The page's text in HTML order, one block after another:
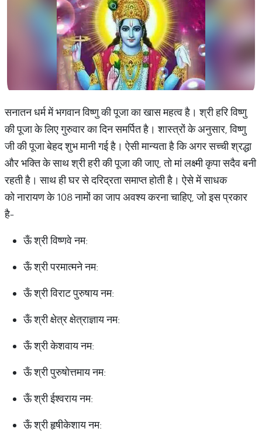
सनातन धर्म में भगवान विष्णु की पूजा का खास महत्व है। श्री हरि विष्णु
की पूजा के लिए गुरुवार का दिन समर्पित है। शास्त्रों के अनुसार, विष्णु
जी की पूजा बेहद शुभ मानी गई है। ऐसी मान्यता है कि अगर सच्ची श्रद्धा
और भक्ति के साथ श्री हरी की पूजा की जाए, तो मां लक्ष्मी कृपा सदैव बनी
रहती है। साथ ही घर से दरिद्रता समाप्त होती है। ऐसे में साधक
को नारायण के 108 नामों का जाप अवश्य करना चाहिए, जो इस प्रकार
है-
ऊँ श्री विष्णवे नम:
ऊँ श्री परमात्मने नम:
ऊँ श्री विराट पुरुषाय नम:
ऊँ श्री क्षेत्र क्षेत्राज्ञाय नम:
ऊँ श्री केशवाय नम:
ऊँ श्री पुरुषोत्तमाय नम:
ऊँ श्री ईश्वराय नम:
ऊँ श्री हृषीकेशाय नम: